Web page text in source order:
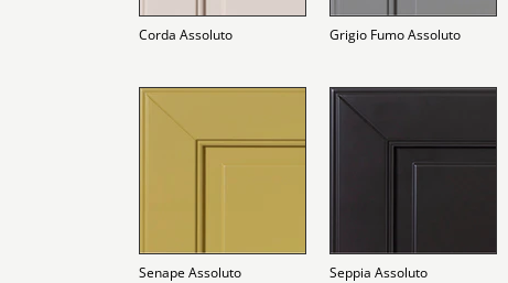
Corda Assoluto Grigio Fumo Assoluto
Senape Assoluto Seppia Assoluto